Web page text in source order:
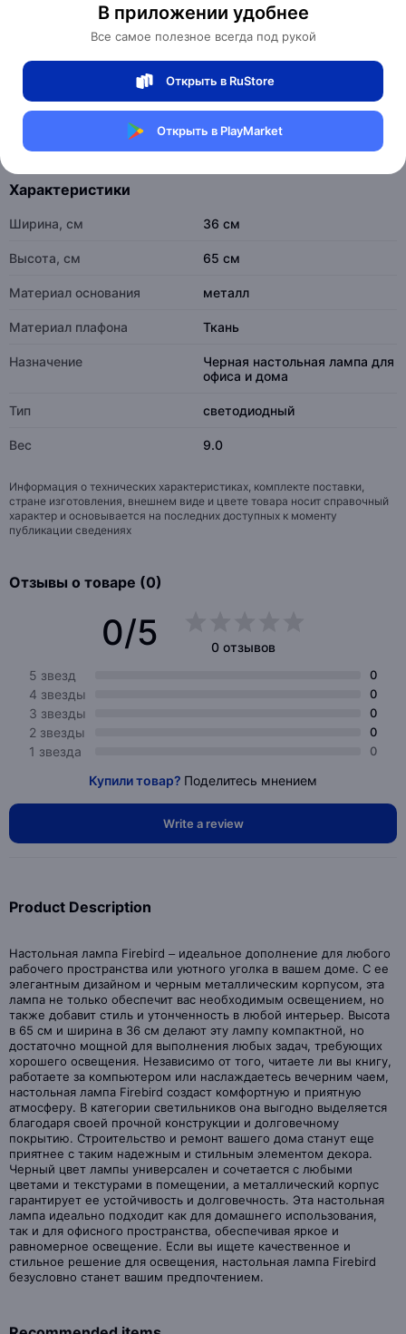
В приложении удобнее
Все самое полезное всегда под рукой
Открыть в RuStore
Открыть в PlayMarket
Start conversation
Проверенныйпродавец
доставок вовремя
4/5
рейтинг товаров
Характеристики
Ширина, см 36 см
Высота, см 65 см
Материал основания металл
Материал плафона Ткань
Назначение
Черная настольная лампа для
офиса и дома
Тип светодиодный
Вес 9.0
Информация о технических характеристиках, комплекте поставки,
стране изготовления, внешнем виде и цвете товара носит справочный
характер и основывается на последних доступных к моменту
публикации сведениях
Отзывы о товаре (0)
0/5
0 отзывов
5 звезд
0
4 звезды 0
3 звезды 0
2 звезды 0
1 звезда 0
Купили товар? Поделитесь мнением
Write a review
Product Description
Настольная лампа Firebird – идеальное дополнение для любого
рабочего пространства или уютного уголка в вашем доме. С ее
элегантным дизайном и черным металлическим корпусом, эта
лампа не только обеспечит вас необходимым освещением, но
также добавит стиль и утонченность в любой интерьер. Высота
в 65 см и ширина в 36 см делают эту лампу компактной, но
достаточно мощной для выполнения любых задач, требующих
хорошего освещения. Независимо от того, читаете ли вы книгу,
работаете за компьютером или наслаждаетесь вечерним чаем,
настольная лампа Firebird создаст комфортную и приятную
атмосферу. В категории светильников она выгодно выделяется
благодаря своей прочной конструкции и долговечному
покрытию. Строительство и ремонт вашего дома станут еще
приятнее с таким надежным и стильным элементом декора.
Черный цвет лампы универсален и сочетается с любыми
цветами и текстурами в помещении, а металлический корпус
гарантирует ее устойчивость и долговечность. Эта настольная
лампа идеально подходит как для домашнего использования,
так и для офисного пространства, обеспечивая яркое и
равномерное освещение. Если вы ищете качественное и
стильное решение для освещения, настольная лампа Firebird
безусловно станет вашим предпочтением.